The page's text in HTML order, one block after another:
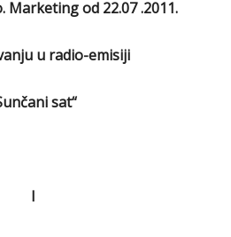
Marketing od 22.07 .2011.
u radio-emisiji
sat“
I